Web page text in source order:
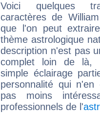
Voici quelques
caractères de
que l'on peut
thème astrologique
description n'est pas
complet loin de là,
simple éclairage
personnalité qui n'en
pas moins
professionnels de l'